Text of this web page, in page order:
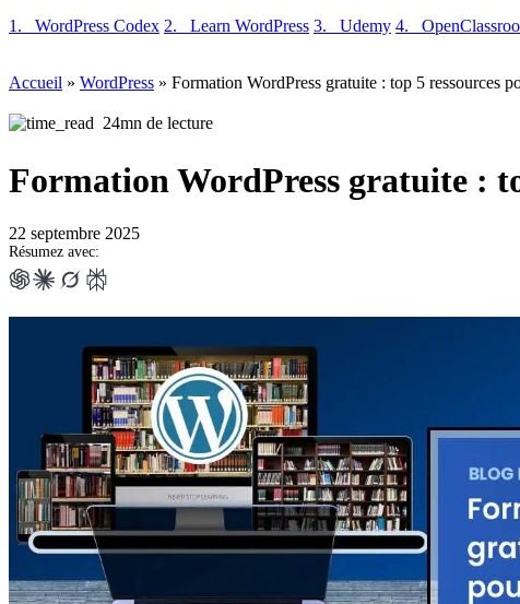
1. WordPress Codex 2. Learn WordPress 3. Udemy 4.
Accueil » WordPress » Formation WordPress gratuite : top 5 ressources
24mn de lecture
Formation WordPress gratuite :
22 septembre 2025
Résumez avec: